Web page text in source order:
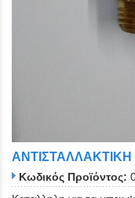
Κωδικός Προϊόντος: